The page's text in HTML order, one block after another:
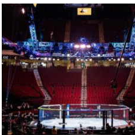
PRELIMINARES:
03:00 pm🇲🇽 🇭🇳🇬🇹🇨🇷
🇸🇻
04:00 pm🇵🇪🇪🇨🇨🇴🇵🇦
05:00 pm🇧🇴🇻🇪🇩🇴🇨🇺
06:00 pm🇦🇷🇧🇷🇺🇾🇨🇱 🇵🇾
10:00 pm🇪🇸
05:00 pm ET🇺🇸
🔳ESTELARES: